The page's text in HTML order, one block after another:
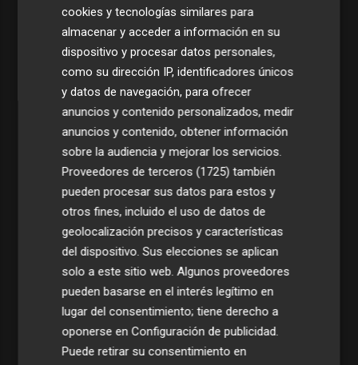
cookies y tecnologías similares para
almacenar y acceder a información en su
dispositivo y procesar datos personales,
como su dirección IP, identificadores únicos
y datos de navegación, para ofrecer
anuncios y contenido personalizados, medir
anuncios y contenido, obtener información
sobre la audiencia y mejorar los servicios.
Proveedores de terceros (1725) también
pueden procesar sus datos para estos y
otros fines, incluido el uso de datos de
geolocalización precisos y características
del dispositivo. Sus elecciones se aplican
solo a este sitio web. Algunos proveedores
pueden basarse en el interés legítimo en
lugar del consentimiento; tiene derecho a
oponerse enConfiguración de publicidad
Puede retirar su consentimiento en